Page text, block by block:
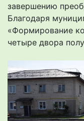
завершению
Благодаря
«Формирование
четыре двора